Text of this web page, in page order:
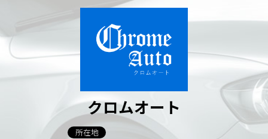
クロムオート
所在地